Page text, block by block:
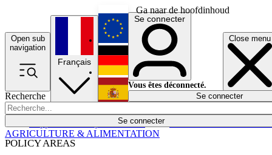
Ga naar de hoofdinhoud
Open sub
navigation
Close menu
Recherche
Se connecter
POLICY AREAS
Économie
Français
English
Deutsch
Español
Se connecter
Vous êtes déconnecté.
Se connecter
AGRICULTURE & ALIMENTATION